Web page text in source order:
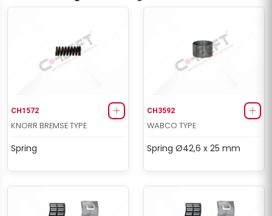
CH1572
KNORR BREMSE TYPE
Spring
CH3592
WABCO TYPE
Spring Ø42,6 x 25 mm